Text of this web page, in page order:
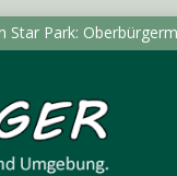
Star Park:
um „Belehrung
- HALLE